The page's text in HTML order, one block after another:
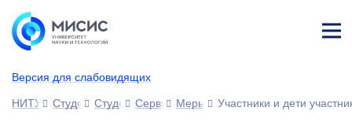
Версия для слабовидящих
ине
НИТУ МИСИС
СтудентамСтуденческий офис
Сервисы для обучающихся
Меры поддержки
Участники и дети